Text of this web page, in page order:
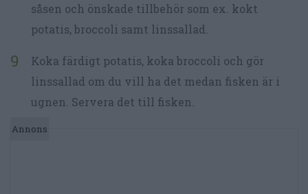
såsen och önskade tillbehör som ex. kokt
potatis, broccoli samt linssallad.
Koka färdigt potatis, koka broccoli och gör
linssallad om du vill ha det medan fisken är i
ugnen. Servera det till fisken.